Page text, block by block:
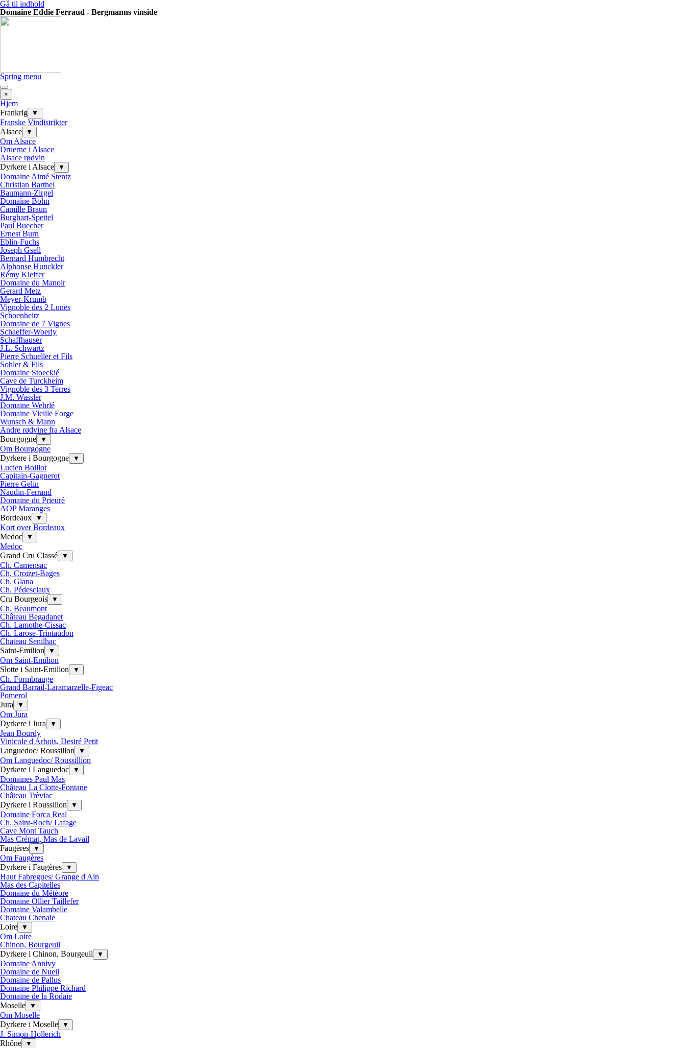
Gå til indhold
Domaine Eddie Ferraud - Bergmanns vinside
Spring menu
×
Hjem
Frankrig
▼
Franske Vindistrikter
Alsace
▼
Om Alsace
Druerne i Alsace
Alsace rødvin
Dyrkere i Alsace
▼
Domaine Aimé Stentz
Christian Barthel
Baumann-Zirgel
Domaine Bohn
Camille Braun
Burghart-Spettel
Paul Buecher
Ernest Burn
Eblin-Fuchs
Joseph Gsell
Bernard Humbrecht
Alphonse Hunckler
Rémy Kieffer
Domaine du Manoir
Gerard Metz
Meyer-Krumb
Vignoble des 2 Lunes
Schoenheitz
Domaine de 7 Vignes
Schaeffer-Woerly
Schaffhauser
J.L. Schwartz
Pierre Schueller et Fils
Sohler & Fils
Domaine Stoecklé
Cave de Turckheim
Vignoble des 3 Terres
J.M. Wassler
Domaine Wehrlé
Domaine Vieille Forge
Wunsch & Mann
Andre rødvine fra Alsace
Bourgogne
▼
Om Bourgogne
Dyrkere i Bourgogne
▼
Lucien Boillot
Capitain-Gagnerot
Pierre Gelin
Naudin-Ferrand
Domaine du Prieuré
AOP Maranges
Bordeaux
▼
Kort over Bordeaux
Medoc
▼
Medoc
Grand Cru Classé
▼
Ch. Camensac
Ch. Croizet-Bages
Ch. Glana
Ch. Pédesclaux
Cru Bourgeois
▼
Ch. Beaumont
Château Begadanet
Ch. Lamothe-Cissac
Ch. Larose-Trintaudon
Chateau Senilhac
Saint-Emilion
▼
Om Saint-Emilion
Slotte i Saint-Emilion
▼
Ch. Formbrauge
Grand Barrail-Laramarzelle-Figeac
Pomerol
Jura
▼
Om Jura
Dyrkere i Jura
▼
Jean Bourdy
Vinicole d'Arbois, Desiré Petit
Languedoc/ Roussillon
▼
Om Languedoc/ Roussillion
Dyrkere i Languedoc
▼
Domaines Paul Mas
Château La Clotte-Fontane
Château Trèviac
Dyrkere i Roussillon
▼
Domaine Forca Real
Ch. Saint-Roch/ Lafage
Cave Mont Tauch
Mas Crémat, Mas de Lavail
Faugères
▼
Om Faugères
Dyrkere i Faugères
▼
Haut Fabregues/ Grange d'Ain
Mas des Capitelles
Domaine du Météore
Domaine Ollier Taillefer
Domaine Valambelle
Chateau Chenaie
Loire
▼
Om Loire
Chinon, Bourgeuil
Dyrkere i Chinon, Bourgeuil
▼
Domaine Annivy
Domaine de Nueil
Domaine de Pallus
Domaine Philippe Richard
Domaine de la Rodaie
Moselle
▼
Om Moselle
Dyrkere i Moselle
▼
J. Simon-Hollerich
Rhône
▼